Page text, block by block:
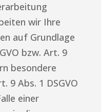
wir Ihre
auf Grundlage
bzw. Art. 9
besondere
9 Abs. 1 DSGVO
einer